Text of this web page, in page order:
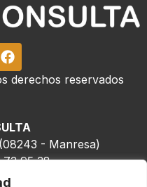
derechos reservados
- Manresa)
95 38
518 976